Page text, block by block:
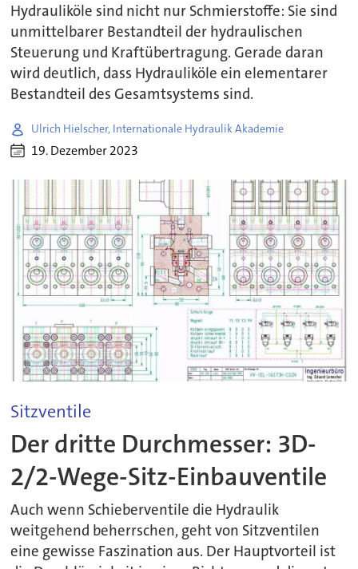
Hydrauliköle sind nicht nur Schmierstoffe: Sie sind
unmittelbarer Bestandteil der hydraulischen
Steuerung und Kraftübertragung. Gerade daran
wird deutlich, dass Hydrauliköle ein elementarer
Bestandteil des Gesamtsystems sind.
Ulrich Hielscher, Internationale Hydraulik Akademie
19. Dezember 2023
Sitzventile
Der dritte Durchmesser: 3D-
2/2-Wege-Sitz-Einbauventile
Auch wenn Schieberventile die Hydraulik
weitgehend beherrschen, geht von Sitzventilen
eine gewisse Faszination aus. Der Hauptvorteil ist